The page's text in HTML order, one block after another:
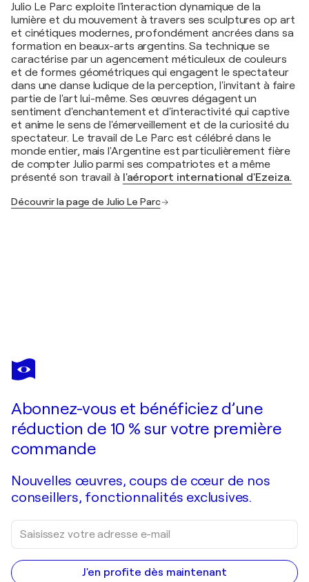
Julio Le Parc exploite l'interaction dynamique de la
lumière et du mouvement à travers ses sculptures op art
et cinétiques modernes, profondément ancrées dans sa
formation en beaux-arts argentins. Sa technique se
caractérise par un agencement méticuleux de couleurs
et de formes géométriques qui engagent le spectateur
dans une danse ludique de la perception, l'invitant à faire
partie de l'art lui-même. Ses œuvres dégagent un
sentiment d'enchantement et d'interactivité qui captive
et anime le sens de l'émerveillement et de la curiosité du
spectateur. Le travail de Le Parc est célébré dans le
monde entier, mais l'Argentine est particulièrement fière
de compter Julio parmi ses compatriotes et a même
présenté son travail à l'aéroport international d'Ezeiza.
Découvrir la page de Julio Le Parc
JULIO LE PARC
Larga marcha, 4 bifurcaciones 5
Abonnez-vous et bénéficiez d’une
réduction de 10 % sur votre première
commande
Nouvelles œuvres, coups de cœur de nos
conseillers, fonctionnalités exclusives.
J'en profite dès maintenant